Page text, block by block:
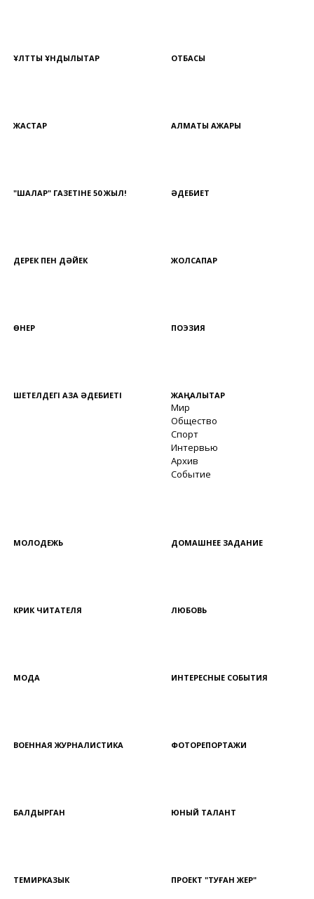
ҰЛТТЫҚ ҚҰНДЫЛЫҚТАР ОТБАСЫ
ЖАСТАР АЛМАТЫ АЖАРЫ
"ШАЛҚАР" ГАЗЕТІНЕ 50 ЖЫЛ! ӘДЕБИЕТ
ДЕРЕК ПЕН ДӘЙЕК ЖОЛСАПАР
ӨНЕР ПОЭЗИЯ
ШЕТЕЛДЕГІ ҚАЗАҚ ӘДЕБИЕТІ ЖАҢАЛЫҚТАР
Мир
Общество
Спорт
Интервью
Архив
Событие
МОЛОДЕЖЬ ДОМАШНЕЕ ЗАДАНИЕ
КРИК ЧИТАТЕЛЯ ЛЮБОВЬ
МОДА ИНТЕРЕСНЫЕ СОБЫТИЯ
ВОЕННАЯ ЖУРНАЛИСТИКА ФОТОРЕПОРТАЖИ
БАЛДЫРГАН ЮНЫЙ ТАЛАНТ
ТЕМИРКАЗЫК ПРОЕКТ "ТУҒАН ЖЕР"